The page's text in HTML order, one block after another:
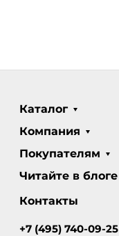
Каталог
Компания
Покупателям
Читайте в блоге
Контакты
+7 (495) 740-09-25